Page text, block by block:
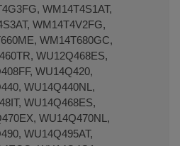
WM14T4S1AT,
WM14T4V2FG,
WM14T680GC,
WU12Q468ES,
WU14Q420,
WU14Q440NL,
WU14Q468ES,
WU14Q470NL,
WU14Q495AT,